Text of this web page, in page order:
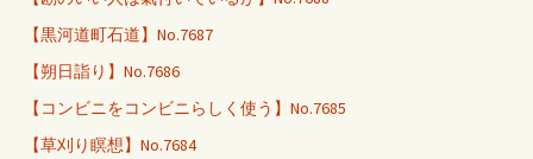
【黒河道町石道】No.7687
【朔日詣り】No.7686
【コンビニをコンビニらしく使う】No.7685
【草刈り瞑想】No.7684